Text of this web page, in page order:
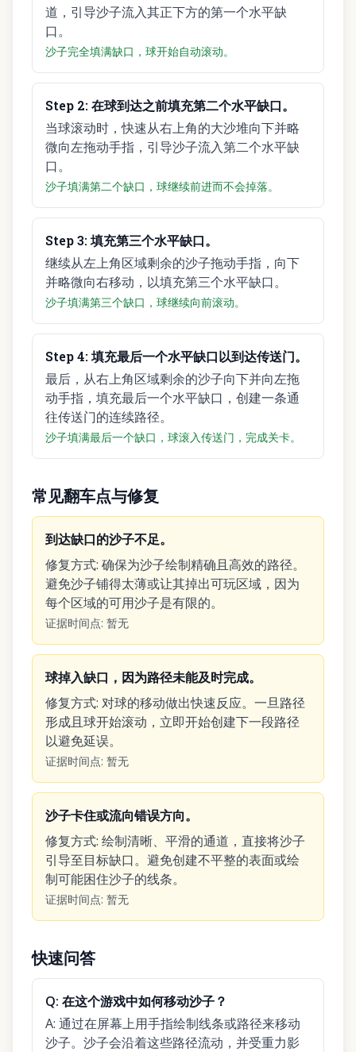
道，引导沙子流入其正下方的第一个水平缺
口。
沙子完全填满缺口，球开始自动滚动。
Step 2:在球到达之前填充第二个水平缺口。
当球滚动时，快速从右上角的大沙堆向下并略
微向左拖动手指，引导沙子流入第二个水平缺
口。
沙子填满第二个缺口，球继续前进而不会掉落。
Step3:填充第三个水平缺口。
继续从左上角区域剩余的沙子拖动手指，向下
并略微向右移动，以填充第三个水平缺口。
沙子填满第三个缺口，球继续向前滚动。
Step4:填充最后一个水平缺口以到达传送门。
最后，从右上角区域剩余的沙子向下并向左拖
动手指，填充最后一个水平缺口，创建一条通
往传送门的连续路径。
沙子填满最后一个缺口，球滚入传送门，完成关卡。
常见翻车点与修复
到达缺口的沙子不足。
修复方式: 确保为沙子绘制精确且高效的路径。
避免沙子铺得太薄或让其掉出可玩区域，因为
每个区域的可用沙子是有限的。
证据时间点: 暂无
球掉入缺口，因为路径未能及时完成。
修复方式: 对球的移动做出快速反应。一旦路径
形成且球开始滚动，立即开始创建下一段路径
以避免延误。
证据时间点: 暂无
沙子卡住或流向错误方向。
修复方式: 绘制清晰、平滑的通道，直接将沙子
引导至目标缺口。避免创建不平整的表面或绘
制可能困住沙子的线条。
证据时间点: 暂无
快速问答
Q: 在这个游戏中如何移动沙子？
A: 通过在屏幕上用手指绘制线条或路径来移动
沙子。沙子会沿着这些路径流动，并受重力影